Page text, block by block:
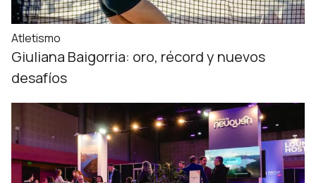
Atletismo
Giuliana Baigorria: oro, récord y nuevos
desafíos